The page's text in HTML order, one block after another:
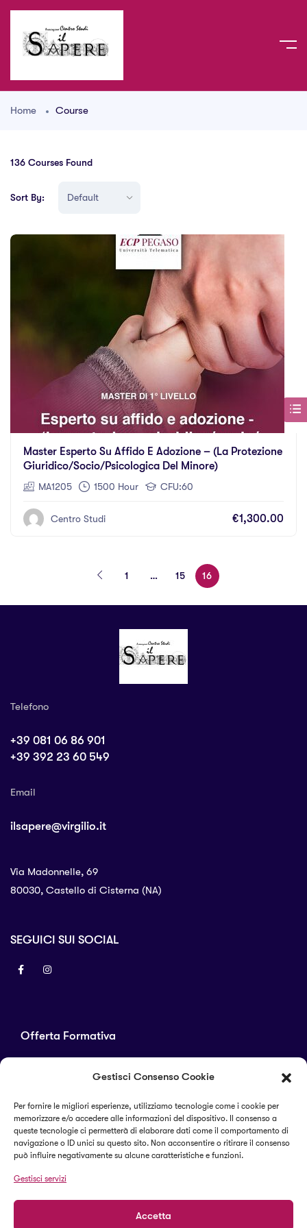
Gestisci Consenso Cookie
Per fornire le migliori esperienze, utilizziamo tecnologie come i cookie per
memorizzare e/o accedere alle informazioni del dispositivo. Il consenso a
queste tecnologie ci permetterà di elaborare dati come il comportamento di
navigazione o ID unici su questo sito. Non acconsentire o ritirare il consenso
può influire negativamente su alcune caratteristiche e funzioni.
Gestisci servizi
Accetta
Home Course
136 Courses Found
Sort By:
Master Esperto Su Affido E Adozione – (La Protezione
Giuridico/socio/psicologica Del Minore)
MA1205 1500 Hour CFU:60
Centro Studi €1,300.00
1 … 15 16
Offerta Formativa
Corsi di perfezionamento
Alta formazione
Telefono
+39 081 06 86 901
+39 392 23 60 549
Email
ilsapere@virgilio.it
Via Madonnelle, 69
80030, Castello di Cisterna (NA)
SEGUICI SUI SOCIAL